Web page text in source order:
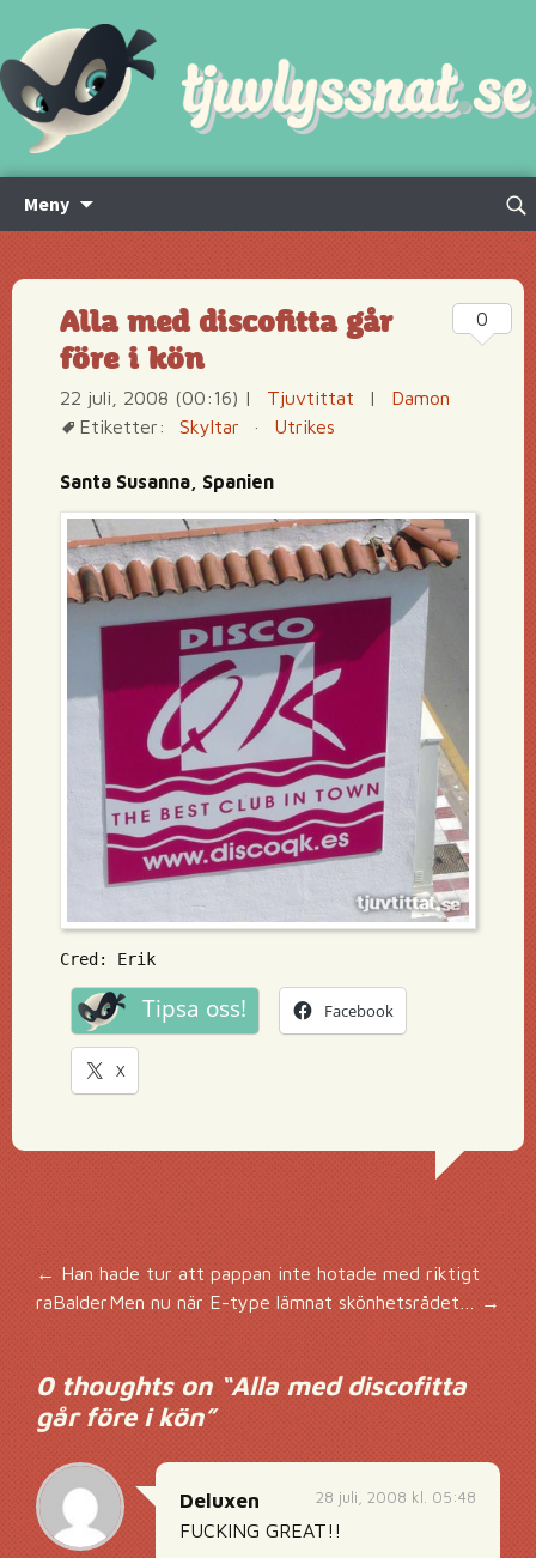
Meny
innehåll
Sök
Alla med discofitta går
före i kön
22 juli, 2008 (00:16) | Tjuvtittat |
Damon
Etiketter:
Skyltar · Utrikes
Santa Susanna, Spanien
Cred: Erik
Tipsa oss! Facebook
X
0
Inläggsnavigering
←Han hade tur att pappan inte hotade med riktigt
raBalderMen nu när E-type lämnat skönhetsrådet…→
0 thoughts on “Alla med discofitta
går före i kön”
28 juli, 2008 kl. 05:48
Deluxen
FUCKING GREAT!!